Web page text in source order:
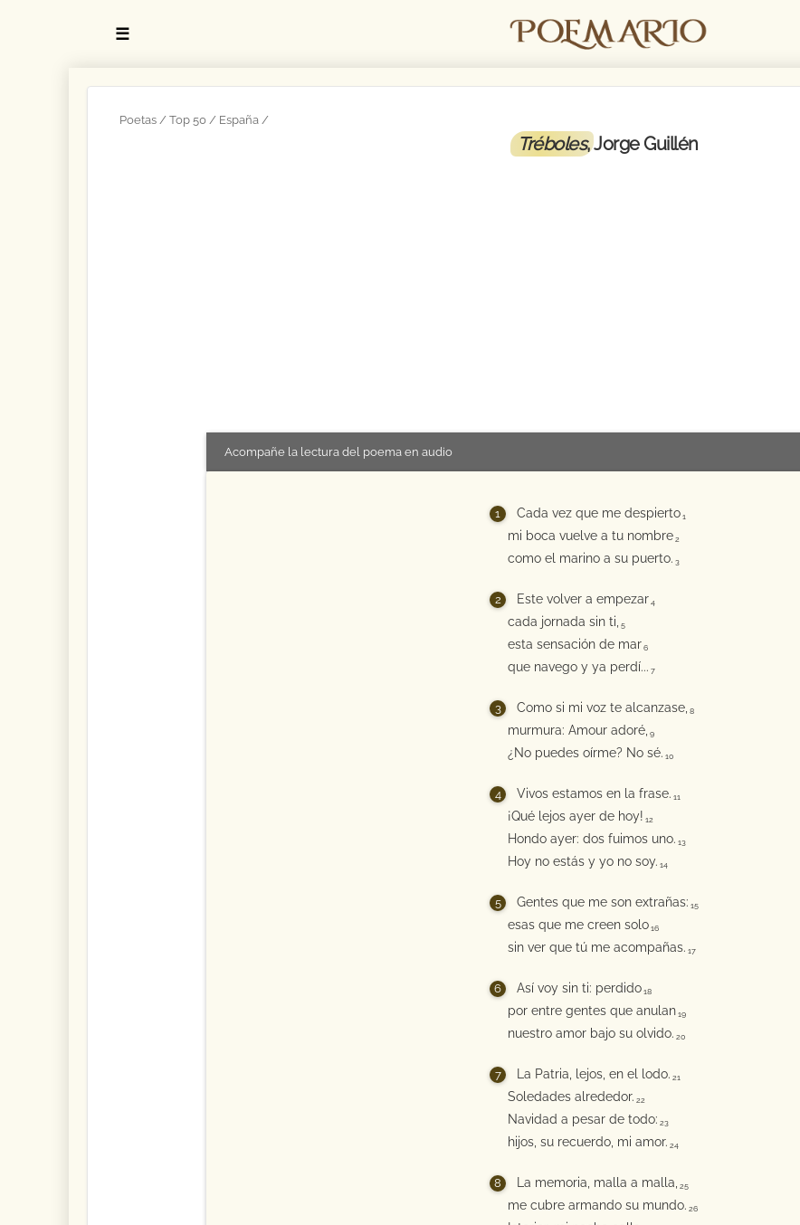
☰
Poetas Top 50 España
Tréboles, Jorge Guillén
Acompañe la lectura del poema en audio
Cada vez que me despierto 1
mi boca vuelve a tu nombre 2
como el marino a su puerto. 3
Este volver a empezar 4
cada jornada sin ti, 5
esta sensación de mar 6
que navego y ya perdí... 7
Como si mi voz te alcanzase, 8
murmura: Amour adoré, 9
¿No puedes oírme? No sé. 10
Vivos estamos en la frase. 11
¡Qué lejos ayer de hoy! 12
Hondo ayer: dos fuimos uno. 13
Hoy no estás y yo no soy. 14
Gentes que me son extrañas: 15
esas que me creen solo 16
sin ver que tú me acompañas. 17
Así voy sin ti: perdido 18
por entre gentes que anulan 19
nuestro amor bajo su olvido. 20
La Patria, lejos, en el lodo. 21
Soledades alrededor. 22
Navidad a pesar de todo: 23
hijos, su recuerdo, mi amor. 24
La memoria, malla a malla, 25
me cubre armando su mundo. 26